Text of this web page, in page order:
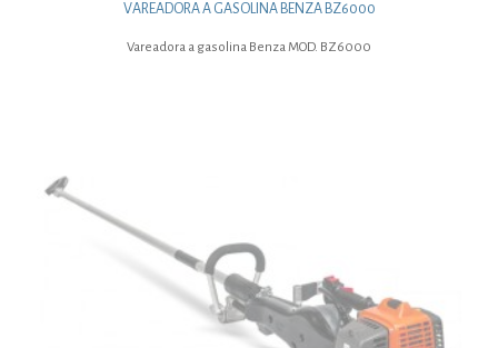
VAREADORA A GASOLINA BENZA BZ6000
Vareadora a gasolina Benza MOD. BZ6000